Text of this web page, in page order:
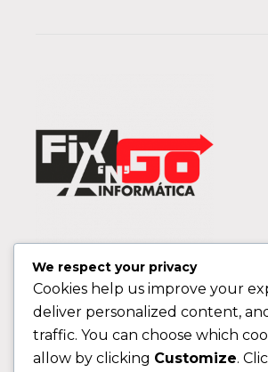
We respect your privacy
Cookies help us improve your
deliver personalized content,
traffic. You can choose which
allow by clicking Customize.